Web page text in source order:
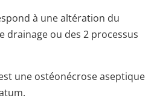
à une altération du
drainage ou des 2 processus
une ostéonécrose aseptique